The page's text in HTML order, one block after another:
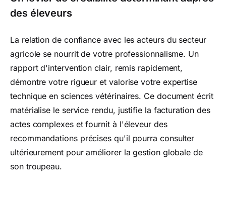
des éleveurs
La relation de confiance avec les acteurs du secteur
agricole se nourrit de votre professionnalisme. Un
rapport d'intervention clair, remis rapidement,
démontre votre rigueur et valorise votre expertise
technique en sciences vétérinaires. Ce document écrit
matérialise le service rendu, justifie la facturation des
actes complexes et fournit à l'éleveur des
recommandations précises qu'il pourra consulter
ultérieurement pour améliorer la gestion globale de
son troupeau.